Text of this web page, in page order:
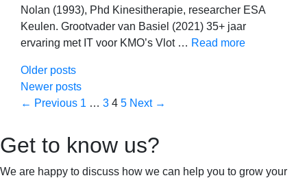
Nolan (1993), Phd Kinesitherapie, researcher ESA
Keulen. Grootvader van Basiel (2021) 35+ jaar
ervaring met IT voor KMO’s Vlot … Read more
Older posts
Newer posts
← Previous Page
1 … Page
3 Page
4 Page
5 Next →
Get to know us?
We are happy to discuss how we can help you to grow your